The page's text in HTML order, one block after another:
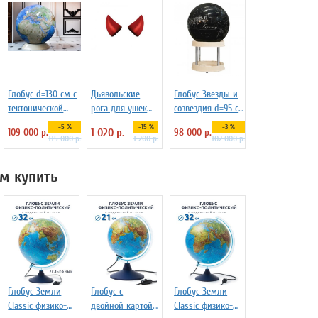
Глобус d=130 см с
тектонической
пластиковой
подставке
109 000 р. -5 %
115 000 р.
Дьявольские
рога для ушек
1 020 р. -15 %
1 200 р.
Глобус Звезды и
созвездия d=95 см
на пластиковой
подставке Зодиак
плюс, арт. 227732
98 000 р. -3 %
102 000 р.
купить
Глобус Земли
Classic физико-
Глобус с
двойной картой
Глобус Земли
Classic физико-